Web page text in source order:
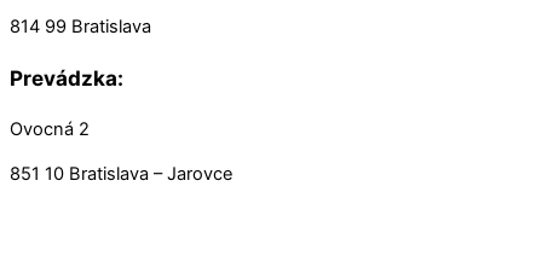
814 99 Bratislava
Prevádzka:
Ovocná 2
851 10 Bratislava – Jarovce